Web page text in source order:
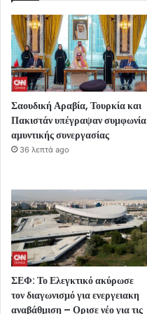
Σαουδική Αραβία, Τουρκία και
Πακιστάν υπέγραψαν συμφωνία
αμυντικής συνεργασίας
36 λεπτά ago
ΣΕΦ: Το Ελεγκτικό ακύρωσε
τον διαγωνισμό για ενεργειακη
αναβάθμιση – Ορισε νέο για τις